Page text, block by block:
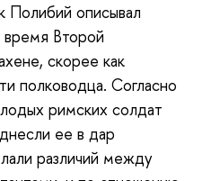
Полибий описывал
Второй
скорее как
полководца. Согласно
римских солдат
ее в дар
различий между